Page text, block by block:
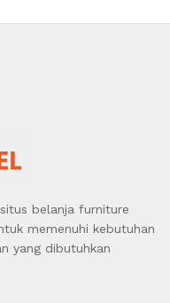
belanja furniture
memenuhi kebutuhan
yang dibutuhkan